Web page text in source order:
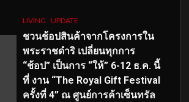
LIVING UPDATE
ชวนช้อปสินค้าจากโครงการใน
พระราชดำริ เปลี่ยนทุกการ
“ช้อป” เป็นการ “ให้” 6-12 ธ.ค. นี้
ที่ งาน “The Royal Gift Festival
ครั้งที่ 4” ณ ศูนย์การค้าเซ็นทรัล